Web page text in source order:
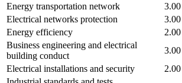
Energy transportation network
3.00
Electrical networks protection
3.00
Energy efficiency
2.00
Business engineering and electrical
building conduct
3.00
Electrical installations and security
2.00